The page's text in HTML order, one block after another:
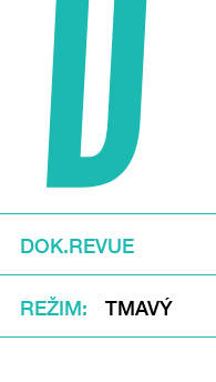
DOK.REVUE
REŽIM TMAVÝ